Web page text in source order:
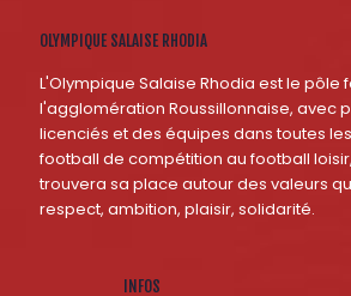
OLYMPIQUE SALAISE RHODIA
L'Olympique Salaise Rhodia est le pôle
l'agglomération Roussillonnaise, avec
licenciés et des équipes dans toutes
football de compétition au football
trouvera sa place autour des valeurs
respect, ambition, plaisir, solidarité.
INFOS